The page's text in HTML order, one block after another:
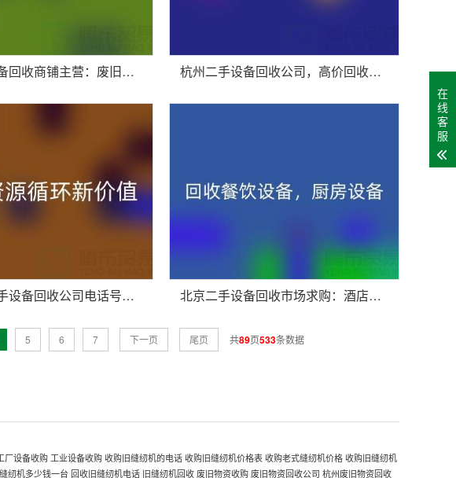
杭州二手设备回收商铺主营：废旧设备，工厂设备 杭州二手设备回收公司，高价回收厂房设备，拆迁设备
探寻北京二手设备回收公司电话号码，解锁资源循环新价值 北京二手设备回收市场求购：酒店设备，餐饮设备，厨房设备
5 6 7 下一页 尾页 共89页533条数据
厂设备收购 工业设备收购 收购旧缝纫机的电话 收购旧缝纫机价格表 收购老式缝纫机价格 收购旧缝纫机
纫机多少钱一台 回收旧缝纫机电话 旧缝纫机回收 废旧物资收购 废旧物资回收公司 杭州废旧物资回收
在
线
客
服